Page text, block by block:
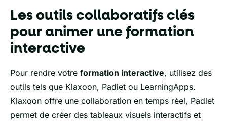
Les outils collaboratifs clés
pour animer une formation
interactive
Pour rendre votre formation interactive, utilisez des
outils tels que Klaxoon, Padlet ou LearningApps.
Klaxoon offre une collaboration en temps réel, Padlet
permet de créer des tableaux visuels interactifs et